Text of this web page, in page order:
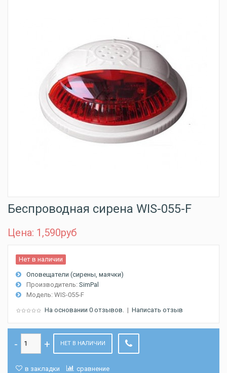
Беспроводная сирена WIS-055-F
Цена: 1,590руб
Нет в наличии
Оповещатели (сирены, маячки)
Производитель: SimPal
Модель: WIS-055-F
На основании 0 отзывов. | Написать отзыв
НЕТ В НАЛИЧИИ
в закладки сравнение